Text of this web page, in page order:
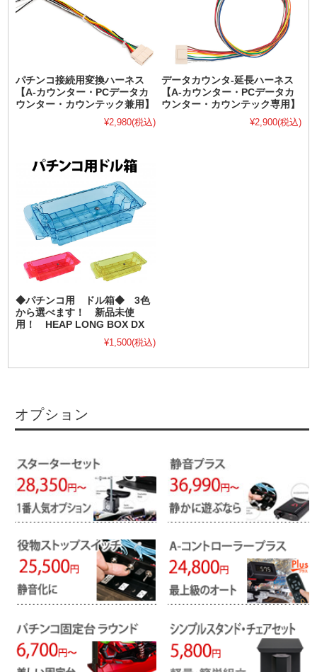
パチンコ接続用変換ハーネス
【A-カウンター・PCデータカ
ウンター・カウンテック兼用】
¥2,980(税込)
データカウンタ-延長ハーネス
【A-カウンター・PCデータカ
ウンター・カウンテック専用】
¥2,900(税込)
◆パチンコ用 ドル箱◆ 3色
から選べます！ 新品未使
用！ HEAP LONG BOX DX
¥1,500(税込)
オプション